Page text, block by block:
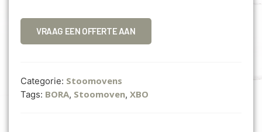
VRAAG EEN OFFERTE AAN
Categorie: Stoomovens
Tags: BORA, Stoomoven, XBO